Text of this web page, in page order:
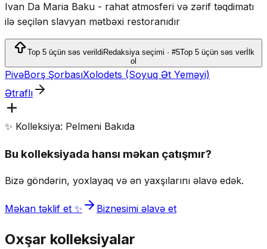
Ivan Da Maria Baku - rahat atmosferi və zərif təqdimatı
ilə seçilən slavyan mətbəxi restoranıdır
Top 5 üçün səs verildi Redaksiya seçimi · #5Top 5 üçün səs verİlk
ol
PivəBorş ŞorbasıXolodets (Soyuq Ət Yeməyi)
Ətraflı
✨ Kolleksiya: Pelmeni Bakıda
Bu kolleksiyada hansı məkan çatışmır?
Bizə göndərin, yoxlayaq və ən yaxşılarını əlavə edək.
Məkan təklif et ✨ Biznesimi əlavə et
Oxşar kolleksiyalar